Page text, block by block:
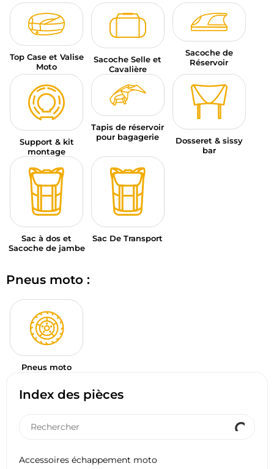
Index des pièces
Accessoires échappement moto
Top Case et Valise
Moto
Sacoche Selle et
Cavalière
Sacoche de
Réservoir
Support & kit
montage
Tapis de réservoir
pour bagagerie
Dosseret & sissy
bar
Sac à dos et
Sacoche de jambe
Sac De Transport
Pneus moto :
Pneus moto